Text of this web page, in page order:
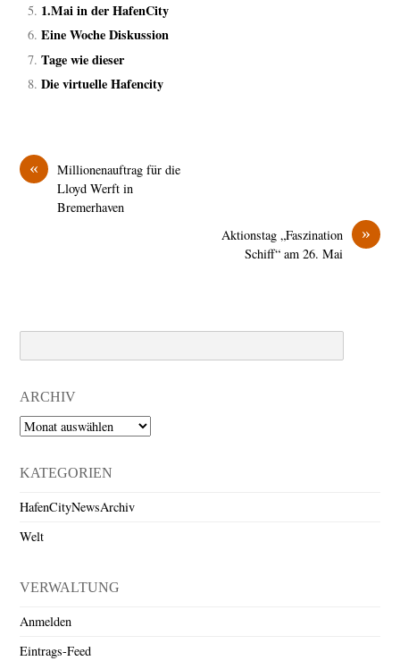
1.Mai in der HafenCity
Eine Woche Diskussion
Tage wie dieser
Die virtuelle Hafencity
«
Millionenauftrag für die
Lloyd Werft in
Bremerhaven
»
Aktionstag „Faszination
Schiff“ am 26. Mai
ARCHIV
Archiv
KATEGORIEN
HafenCityNewsArchiv
Welt
VERWALTUNG
Anmelden
Eintrags-Feed